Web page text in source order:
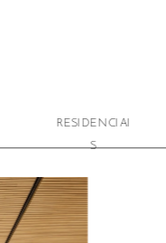
RESIDENCIAI
S